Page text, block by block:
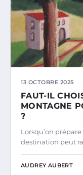
13 OCTOBRE 2025
FAUT-IL
MONTAGNE
?
Lorsqu’on
destination peut
AUDREY AUBERT